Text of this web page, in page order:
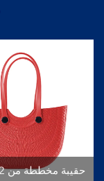
حقيبة مخططة من EVA B012